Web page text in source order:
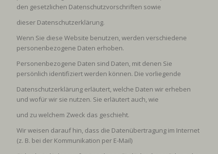
den gesetzlichen Datenschutzvorschriften sowie
dieser Datenschutzerklärung.
Wenn Sie diese Website benutzen, werden verschiedene
personenbezogene Daten erhoben.
Personenbezogene Daten sind Daten, mit denen Sie
persönlich identifiziert werden können. Die vorliegende
Datenschutzerklärung erläutert, welche Daten wir erheben
und wofür wir sie nutzen. Sie erläutert auch, wie
und zu welchem Zweck das geschieht.
Wir weisen darauf hin, dass die Datenübertragung im Internet
(z. B. bei der Kommunikation per E-Mail)